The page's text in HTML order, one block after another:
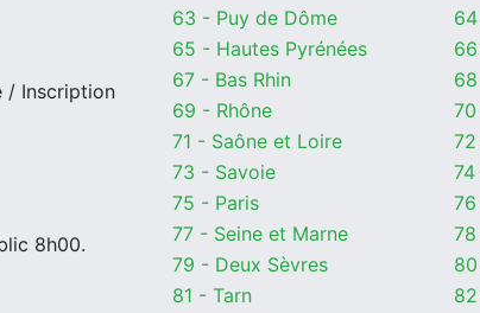
/ Inscription
8h00.
63 - Puy de Dôme
65 - Hautes Pyrénées
67 - Bas Rhin
69 - Rhône
71 - Saône et Loire
73 - Savoie
75 - Paris
77 - Seine et Marne
79 - Deux Sèvres
81 - Tarn